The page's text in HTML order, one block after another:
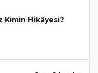
Kimin Hikâyesi?